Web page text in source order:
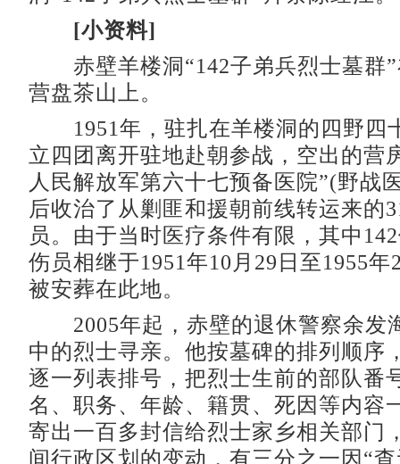
[小资料]
赤壁羊楼洞“142子弟兵烈士墓群”
营盘茶山上。
1951年，驻扎在羊楼洞的四野四
立四团离开驻地赴朝参战，空出的营
人民解放军第六十七预备医院”(野战
后收治了从剿匪和援朝前线转运来的
员。由于当时医疗条件有限，其中
伤员相继于1951年10月29日至1955年
被安葬在此地。
2005年起，赤壁的退休警察余发
中的烈士寻亲。他按墓碑的排列顺序
逐一列表排号，把烈士生前的部队番
名、职务、年龄、籍贯、死因等内容
寄出一百多封信给烈士家乡相关部门
间行政区划的变动，有三分之一因“